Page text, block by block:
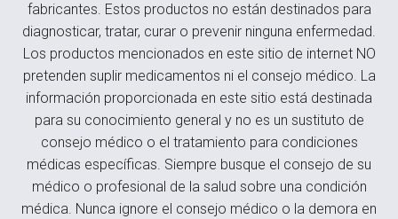
fabricantes. Estos productos no están destinados para
diagnosticar, tratar, curar o prevenir ninguna enfermedad.
Los productos mencionados en este sitio de internet NO
pretenden suplir medicamentos ni el consejo médico. La
información proporcionada en este sitio está destinada
para su conocimiento general y no es un sustituto de
consejo médico o el tratamiento para condiciones
médicas específicas. Siempre busque el consejo de su
médico o profesional de la salud sobre una condición
médica. Nunca ignore el consejo médico o la demora en